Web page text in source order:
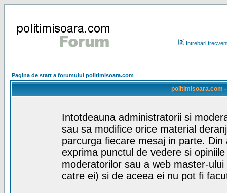
Intrebari
Pagina de start a forumului politimisoara.com
politimisoara.com
Intotdeauna administratorii si
sau sa modifice orice material
parcurga fiecare mesaj in parte.
exprima punctul de vedere si
moderatorilor sau a web master-
catre ei) si de aceea ei nu pot fi